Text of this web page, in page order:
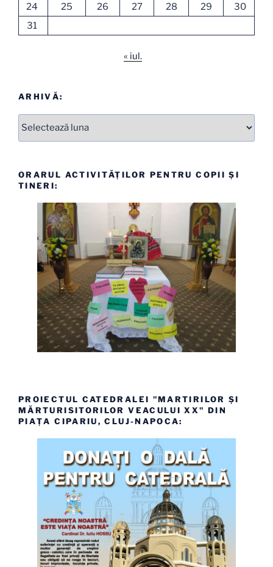
24
25 26 27 28 29
30
31
« iul.
ARHIVĂ:
Arhive
ORARUL ACTIVITĂȚILOR PENTRU COPII ȘI
TINERI:
PROIECTUL CATEDRALEI "MARTIRILOR ȘI
MĂRTURISITORILOR VEACULUI XX" DIN
PIAȚA CIPARIU, CLUJ-NAPOCA: